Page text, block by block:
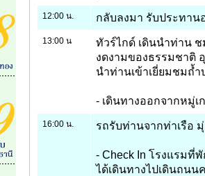
12:00 น. กลับลงมา รับประทาน
13:00 น
ทัวร์ไกด์ เดินนำท่าน
งดงามของธรรมชาติ
นำท่านเข้าเยี่ยมชมถ้ำ
- เดินทางออกจากหมู่เ
16:00 น. รถรับท่านจากท่าเรือ
- Check In โรงแรมที่
ได้เดินทางไปเดินถนน